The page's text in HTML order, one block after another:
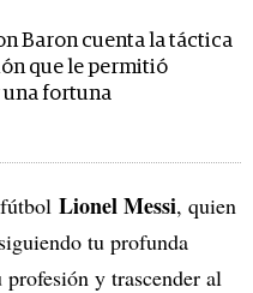
Baron cuenta la táctica
que le permitió
fortuna
Lionel Messi, quien
tu profunda
y trascender al